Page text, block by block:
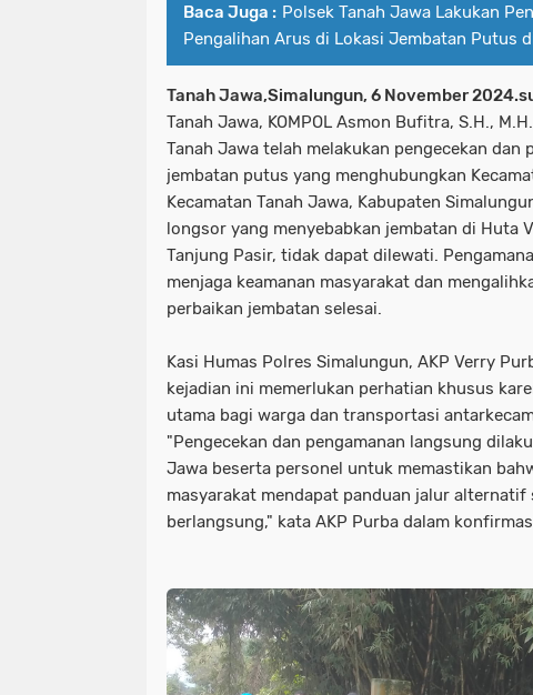
Baca Juga : Polsek Tanah Jawa Lakukan
Pengalihan Arus di Lokasi Jembatan Putus
Tanah Jawa,Simalungun, 6 November
Tanah Jawa, KOMPOL Asmon Bufitra, S.H.,
Tanah Jawa telah melakukan pengecekan dan
jembatan putus yang menghubungkan
Kecamatan Tanah Jawa, Kabupaten
longsor yang menyebabkan jembatan di Huta
Tanjung Pasir, tidak dapat dilewati.
menjaga keamanan masyarakat dan
perbaikan jembatan selesai.
Kasi Humas Polres Simalungun, AKP Verry
kejadian ini memerlukan perhatian khusus
utama bagi warga dan transportasi
"Pengecekan dan pengamanan langsung
Jawa beserta personel untuk memastikan
masyarakat mendapat panduan jalur alternatif
berlangsung," kata AKP Purba dalam